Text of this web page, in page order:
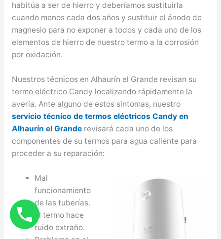
habitúa a ser de hierro y deberíamos sustituirla
cuando menos cada dos años y sustituir el ánodo de
magnesio para no exponer a todos y cada uno de los
elementos de hierro de nuestro termo a la corrosión
por oxidación.
Nuestros técnicos en Alhaurín el Grande revisan su
termo eléctrico Candy localizando rápidamente la
avería. Ante alguno de estos síntomas, nuestro
servicio técnico de termos eléctricos Candy en
Alhaurín el Granderevisará cada uno de los
componentes de su termos para agua caliente para
proceder a su reparación:
Mal
funcionamiento
de las tuberías.
El termo hace
ruido extraño.